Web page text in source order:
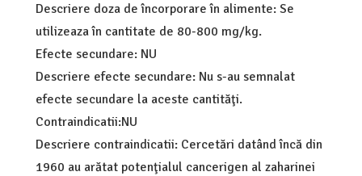
Descriere doza de încorporare în alimente: Se
utilizeaza în cantitate de 80-800 mg/kg.
Efecte secundare: NU
Descriere efecte secundare: Nu s-au semnalat
efecte secundare la aceste cantităţi.
Contraindicatii:NU
Descriere contraindicatii: Cercetări datând încă din
1960 au arătat potenţialul cancerigen al zaharinei